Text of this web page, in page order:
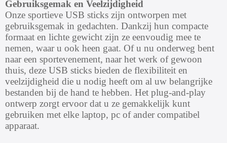
Gebruiksgemak en Veelzijdigheid
Onze sportieve USB sticks zijn ontworpen met
gebruiksgemak in gedachten. Dankzij hun compacte
formaat en lichte gewicht zijn ze eenvoudig mee te
nemen, waar u ook heen gaat. Of u nu onderweg bent
naar een sportevenement, naar het werk of gewoon
thuis, deze USB sticks bieden de flexibiliteit en
veelzijdigheid die u nodig heeft om al uw belangrijke
bestanden bij de hand te hebben. Het plug-and-play
ontwerp zorgt ervoor dat u ze gemakkelijk kunt
gebruiken met elke laptop, pc of ander compatibel
apparaat.